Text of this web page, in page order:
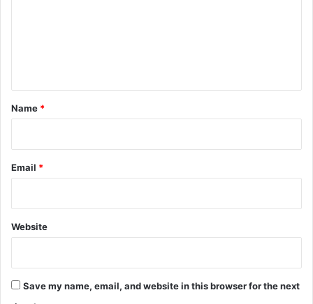
*
Name *
Email *
Website
Save my name, email, and website in this browser for the next